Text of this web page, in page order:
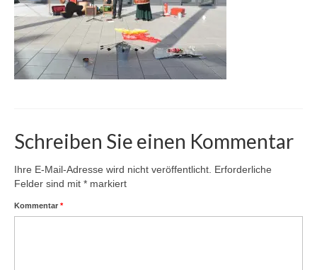
Kontakt | Impressum
Newsletter
Schreiben Sie einen Kommentar
Ihre E-Mail-Adresse wird nicht veröffentlicht. Erforderliche
Felder sind mit * markiert
Kommentar *